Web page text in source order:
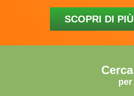
SCOPRI DI PIÙ